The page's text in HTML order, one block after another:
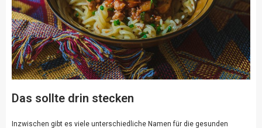
Das sollte drin stecken
Inzwischen gibt es viele unterschiedliche Namen für die gesunden